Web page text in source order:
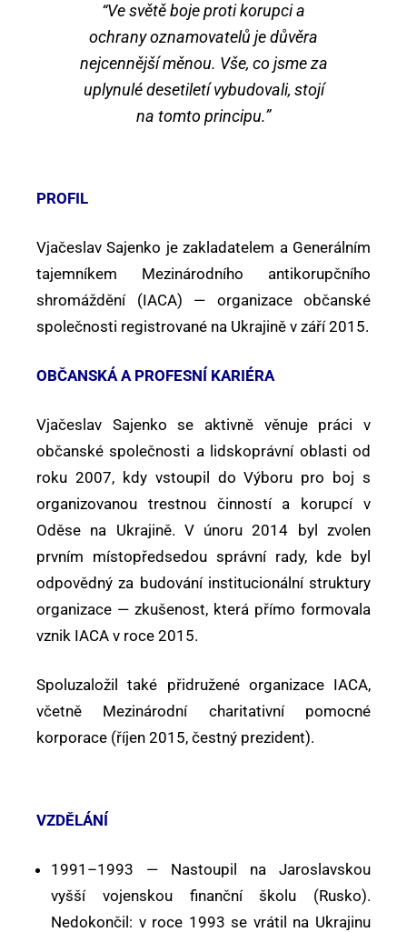
“Ve světě boje proti korupci a
ochrany oznamovatelů je důvěra
nejcennější měnou. Vše, co jsme za
uplynulé desetiletí vybudovali, stojí
na tomto principu.”
PROFIL
Vjačeslav Sajenko je zakladatelem a Generálním
tajemníkem Mezinárodního antikorupčního
shromáždění (IACA) — organizace občanské
společnosti registrované na Ukrajině v září 2015.
OBČANSKÁ A PROFESNÍ KARIÉRA
Vjačeslav Sajenko se aktivně věnuje práci v
občanské společnosti a lidskoprávní oblasti od
roku 2007, kdy vstoupil do Výboru pro boj s
organizovanou trestnou činností a korupcí v
Oděse na Ukrajině. V únoru 2014 byl zvolen
prvním místopředsedou správní rady, kde byl
odpovědný za budování institucionální struktury
organizace — zkušenost, která přímo formovala
vznik IACA v roce 2015.
Spoluzaložil také přidružené organizace IACA,
včetně Mezinárodní charitativní pomocné
korporace (říjen 2015, čestný prezident).
VZDĚLÁNÍ
1991–1993 — Nastoupil na Jaroslavskou
vyšší vojenskou finanční školu (Rusko).
Nedokončil: v roce 1993 se vrátil na Ukrajinu